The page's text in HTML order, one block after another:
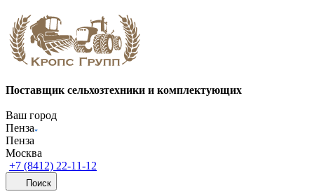
Поставщик сельхозтехники и комплектующих
Ваш город
Пенза
Пенза
Москва
+7 (8412) 22-11-12
Поиск